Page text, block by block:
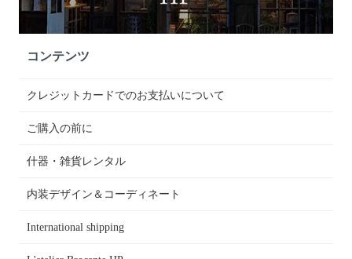
コンテンツ
クレジットカードでのお支払いについて
ご購入の前に
什器・雑貨レンタル
内装デザイン＆コーディネート
International shipping